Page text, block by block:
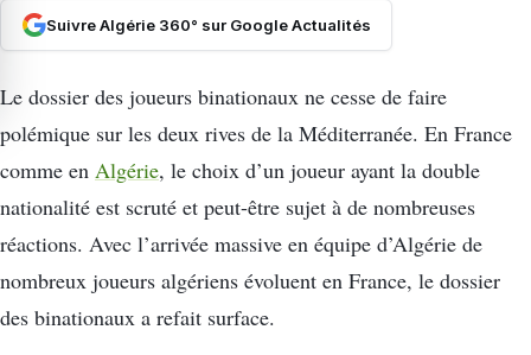
Suivre Algérie 360° sur Google Actualités
Le dossier des joueurs binationaux ne cesse de faire
polémique sur les deux rives de la Méditerranée. En France
comme en Algérie, le choix d’un joueur ayant la double
nationalité est scruté et peut-être sujet à de nombreuses
réactions. Avec l’arrivée massive en équipe d’Algérie de
nombreux joueurs algériens évoluent en France, le dossier
des binationaux a refait surface.